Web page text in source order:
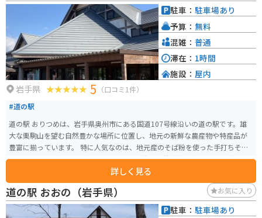
んあります。 青森県の名産品としては、りんご、ねぶた漬け、せんべい汁な
どが有名です。道の駅でも購入できますので、お土産にいかがでしょうか。
岩手県 5 （口コミ1件）
#道の駅
道の駅 おりつめは、岩手県奥州市にある国道107号線沿いの道の駅です。雄
大な栗駒山を望む自然豊かな場所に位置し、地元の新鮮な農産物や特産品が
豊富に揃っています。 特に人気なのは、地元産のそば粉を使った手打ちそば
や、旬の山菜を使った料理です。また、栗駒山の伏流水を使用した豆腐や、
地元産の牛乳を使ったソフトクリームもおすすめです。バイクで訪れた際に
は、広々とした駐車場があるので安心です。栗駒山へのツーリングの拠点と
しても最適です。 周辺には、世界遺産「平泉」や、温泉地として知られる
「須川高原温泉」など、観光スポットも充実しています。自然と歴史、そして
詳しく見る
駐車： 駐車場あり
予算： 無料
混雑： 普通
滞在： 1時間
施設： 屋内
道の駅 おおの（岩手県） お気に入り
駐車： 駐車場あり